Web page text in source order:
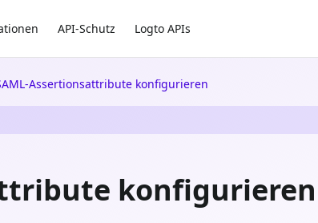
API-Schutz Logto APIs
Assertionsattribute konfigurieren
konfigurieren